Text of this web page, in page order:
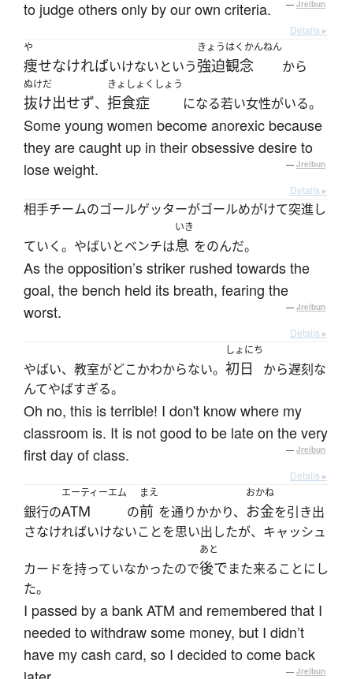
to judge others only by our own criteria. — Jreibun
Details ▸
や
痩せなければいけないという
きょうはくかんねん
強迫観念 から
ぬけだ
抜け出せず、
きょしょくしょう
拒食症 になる若い女性がいる。
Some young women become anorexic because
they are caught up in their obsessive desire to
lose weight.
— Jreibun
Details ▸
相手チームのゴールゲッターがゴールめがけて突進し
ていく。やばいとベンチは
いき
息 をのんだ。
As the opposition’s striker rushed towards the
goal, the bench held its breath, fearing the
worst.
— Jreibun
Details ▸
やばい、教室がどこかわからない。
しょにち
初日
から遅刻な
んてやばすぎる。
Oh no, this is terrible! I don't know where my
classroom is. It is not good to be late on the very
first day of class.
— Jreibun
Details ▸
銀行の
エーティーエム
ATM の
まえ
前 を通りかかり、
おかね
お金を引き出
さなければいけないことを思い出したが、キャッシュ
カードを持っていなかったので
あと
後でまた来ることにし
た。
I passed by a bank ATM and remembered that I
needed to withdraw some money, but I didn’t
have my cash card, so I decided to come back
— Jreibun